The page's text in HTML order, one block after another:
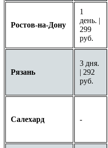
Ростов-на-Дону
1
день. |
299
руб.
Рязань
3 дня.
| 292
руб.
Салехард -